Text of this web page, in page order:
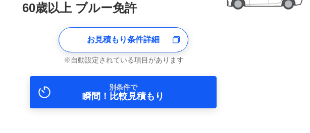
60歳以上 ブルー免許
お見積もり条件詳細
自動設定されている項目があります
別条件で
瞬間！比較見積もり